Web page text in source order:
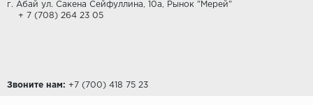
г. Абай ул. Сакена Сейфуллина, 10а, Рынок "Мерей"
+ 7 (708) 264 23 05
Звоните нам: ‎+7 (700) 418 75 23